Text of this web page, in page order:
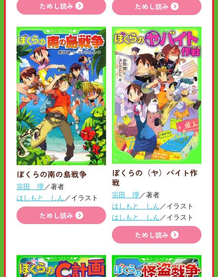
ためし読み ためし読み
ぼくらの南の島戦争
宗田 理／著者
はしもと しん／イラスト
ためし読み
ぼくらの（ヤ）バイト作
戦
宗田 理 ／著者
はしもと しん ／イラスト
はしもと しん ／イラスト
ためし読み